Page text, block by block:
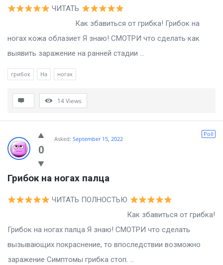
ЧИТАТЬ
Как збавиться от грибка! Грибок на
ногах кожа облазиет Я знаю! СМОТРИ что сделать как
выявить заражение на ранней стадии ...
грибок На ногах
14Views
0
Poll
Asked: September 15, 2022
Грибок на ногах палца
ЧИТАТЬ ПОЛНОСТЬЮ
Как збавиться от грибка!
Грибок на ногах палца Я знаю! СМОТРИ что сделать
вызывающих покраснение, то впоследствии возможно
заражение Симптомы грибка стоп. ...